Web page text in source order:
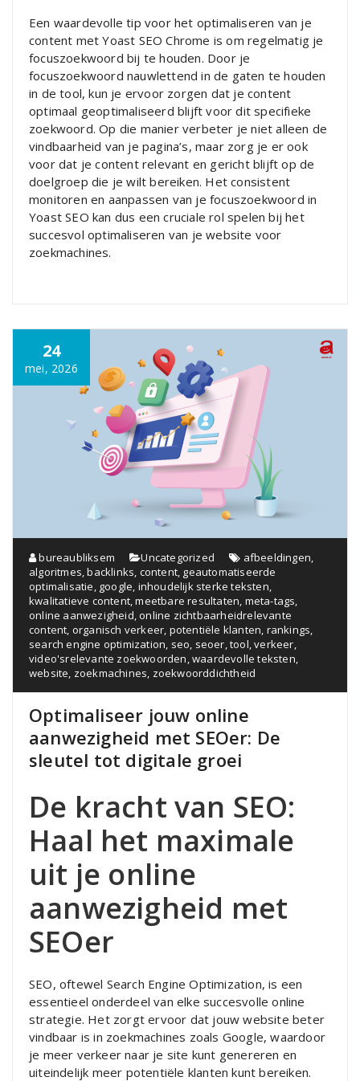
Een waardevolle tip voor het optimaliseren van je
content met Yoast SEO Chrome is om regelmatig je
focuszoekwoord bij te houden. Door je
focuszoekwoord nauwlettend in de gaten te houden
in de tool, kun je ervoor zorgen dat je content
optimaal geoptimaliseerd blijft voor dit specifieke
zoekwoord. Op die manier verbeter je niet alleen de
vindbaarheid van je pagina’s, maar zorg je er ook
voor dat je content relevant en gericht blijft op de
doelgroep die je wilt bereiken. Het consistent
monitoren en aanpassen van je focuszoekwoord in
Yoast SEO kan dus een cruciale rol spelen bij het
succesvol optimaliseren van je website voor
zoekmachines.
24
mei, 2026
bureaubliksem Uncategorized afbeeldingen,
algoritmes,backlinks, content, geautomatiseerde
optimalisatie, google, inhoudelijk sterke teksten,
kwalitatieve content,meetbare resultaten, meta-tags,
online aanwezigheid,online zichtbaarheidrelevante
content, organisch verkeer, potentiële klanten, rankings,
search engine optimization, seo, seoer,tool,verkeer,
video'srelevante zoekwoorden,waardevolle teksten,
website, zoekmachines, zoekwoorddichtheid
Optimaliseer jouw online
aanwezigheid met SEOer: De
sleutel tot digitale groei
De kracht van SEO:
Haal het maximale
uit je online
aanwezigheid met
SEOer
SEO, oftewel Search Engine Optimization, is een
essentieel onderdeel van elke succesvolle online
strategie. Het zorgt ervoor dat jouw website beter
vindbaar is in zoekmachines zoals Google, waardoor
je meer verkeer naar je site kunt genereren en
uiteindelijk meer potentiële klanten kunt bereiken.